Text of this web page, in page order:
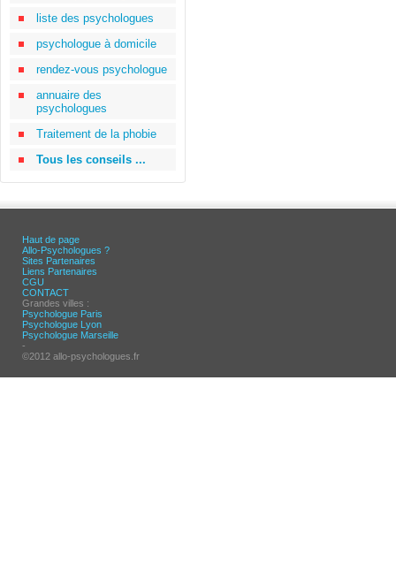
liste des psychologues
psychologue à domicile
rendez-vous psychologue
annuaire des
psychologues
Traitement de la phobie
Tous les conseils ...
Haut de page
Allo-Psychologues ?
Sites Partenaires
Liens Partenaires
CGU
CONTACT
Grandes villes :
Psychologue Paris
Psychologue Lyon
Psychologue Marseille
-
©2012 allo-psychologues.fr